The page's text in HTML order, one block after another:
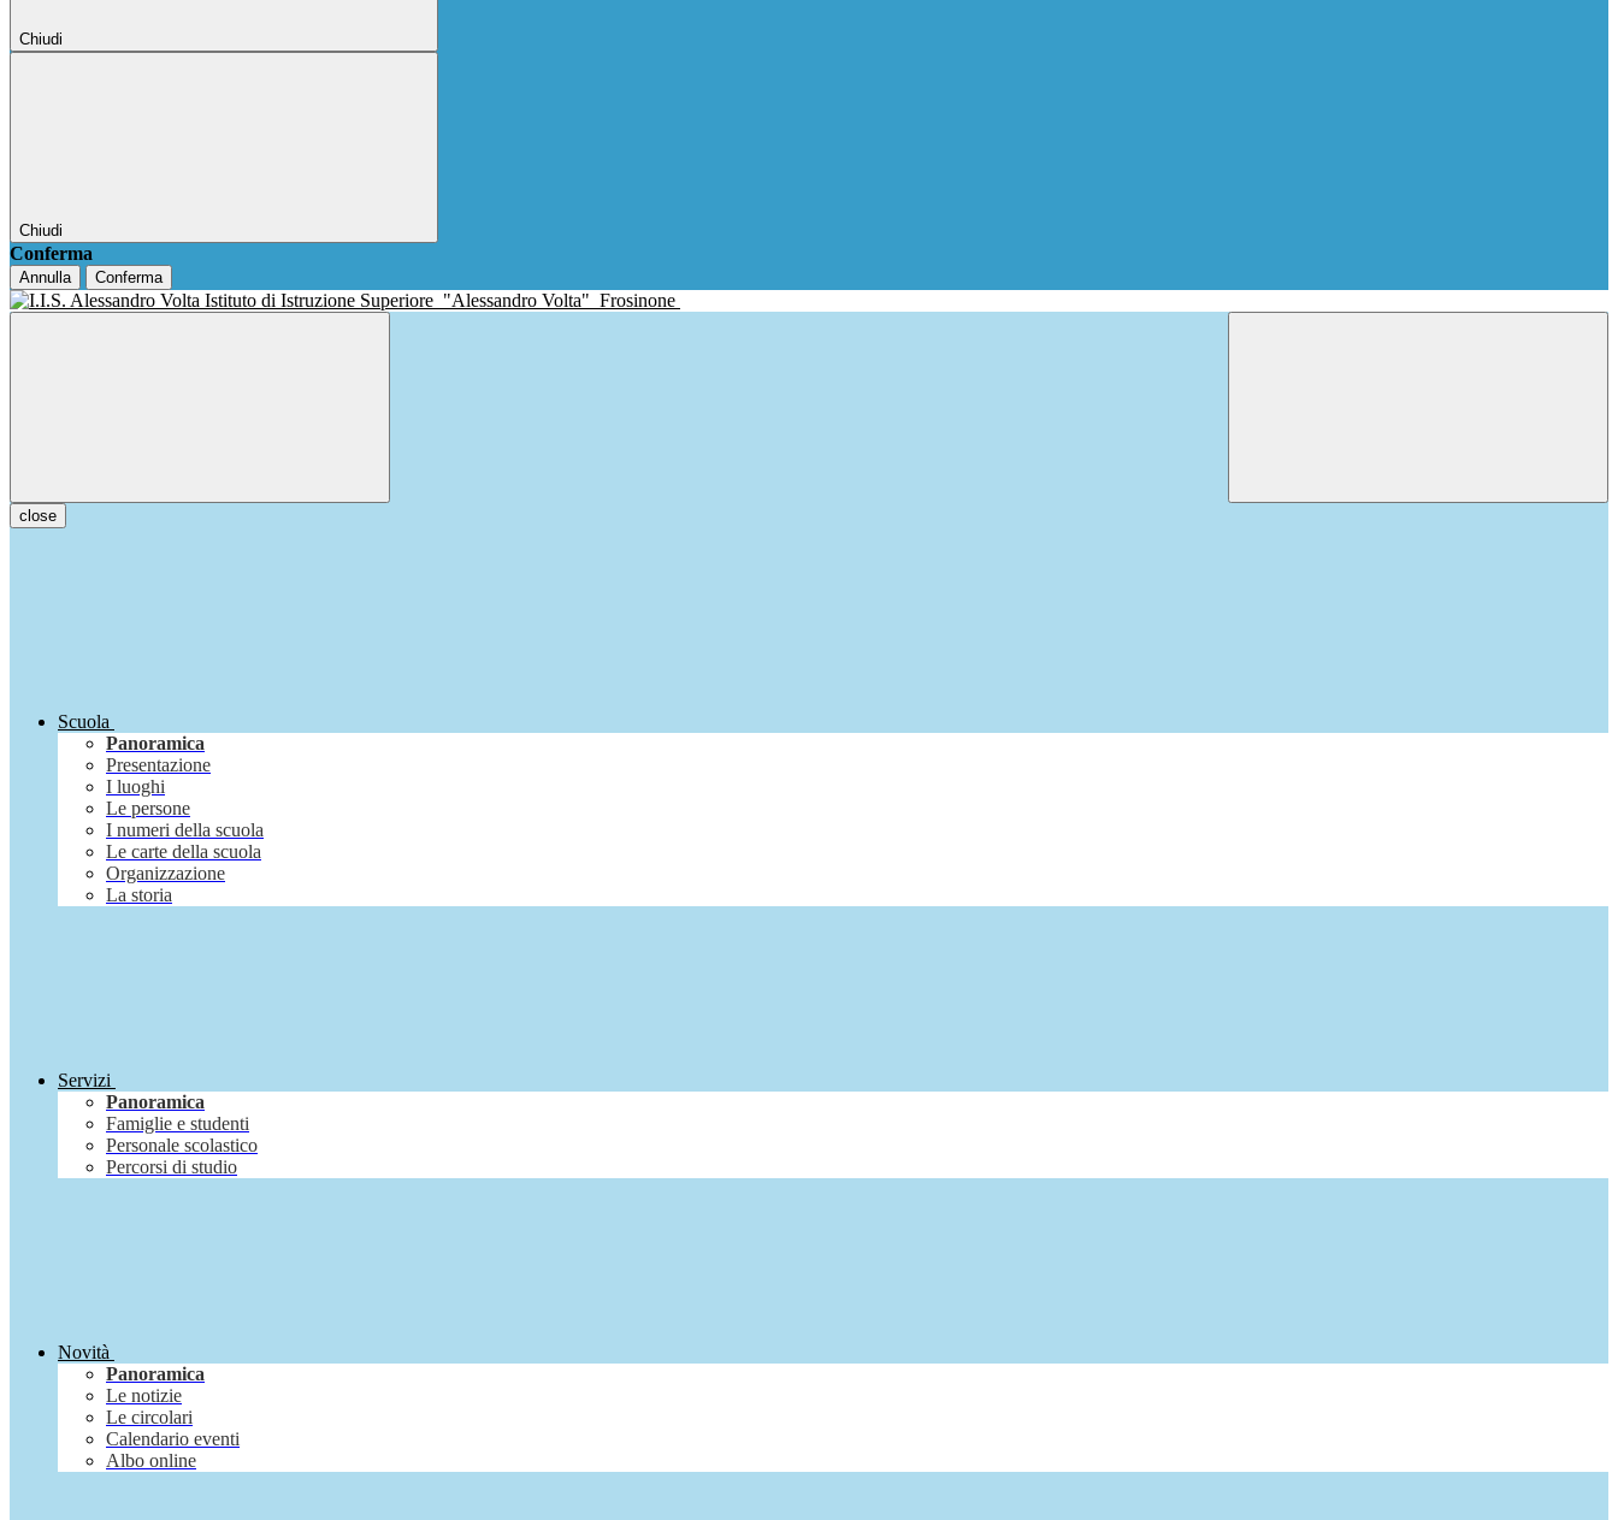
Chiudi
Chiudi
Conferma
Annulla Conferma
Istituto di Istruzione Superiore "Alessandro Volta" Frosinone
close
Scuola
Panoramica
Presentazione
I luoghi
Le persone
I numeri della scuola
Le carte della scuola
Organizzazione
La storia
Servizi
Panoramica
Famiglie e studenti
Personale scolastico
Percorsi di studio
Novità
Panoramica
Le notizie
Le circolari
Calendario eventi
Albo online